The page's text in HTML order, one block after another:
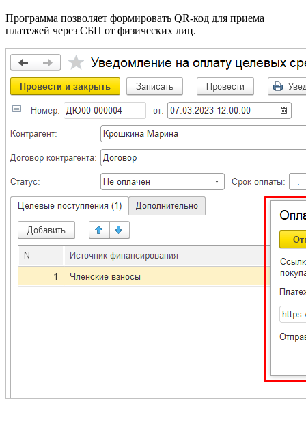
Программа позволяет формировать QR-код для приема
платежей через СБП от физических лиц.